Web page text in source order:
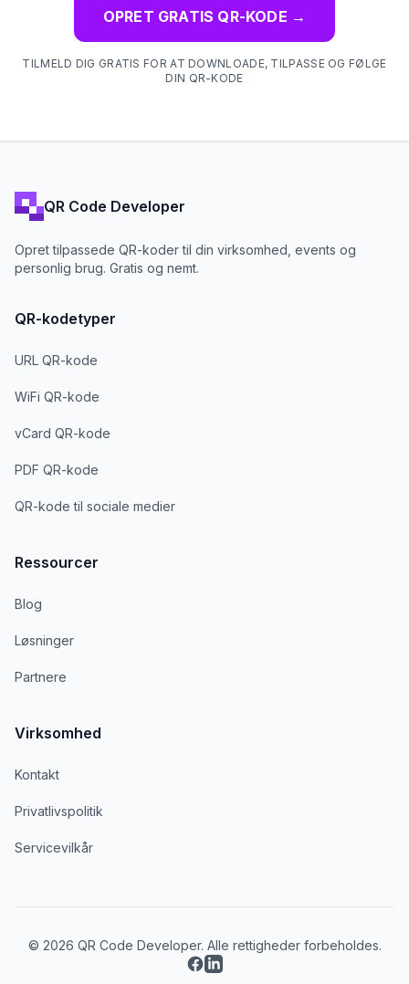
OPRET GRATIS QR-KODE →
TILMELD DIG GRATIS FOR AT DOWNLOADE, TILPASSE OG FØLGE
DIN QR-KODE
QR Code Developer
Opret tilpassede QR-koder til din virksomhed, events og
personlig brug. Gratis og nemt.
QR-kodetyper
URL QR-kode
WiFi QR-kode
vCard QR-kode
PDF QR-kode
QR-kode til sociale medier
Ressourcer
Blog
Løsninger
Partnere
Virksomhed
Kontakt
Privatlivspolitik
Servicevilkår
© 2026 QR Code Developer. Alle rettigheder forbeholdes.